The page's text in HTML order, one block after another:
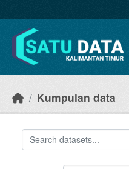
Kumpulan data